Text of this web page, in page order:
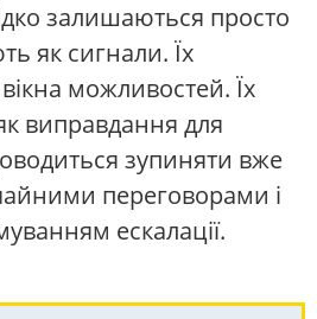
залишаються просто
як сигнали. Їх
можливостей. Їх
виправдання для
зупиняти вже
переговорами і
ескалації.